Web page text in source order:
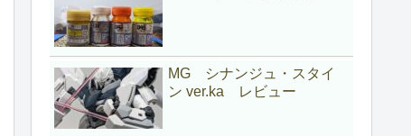
MG シナンジュ・スタイ
ン ver.ka レビュー